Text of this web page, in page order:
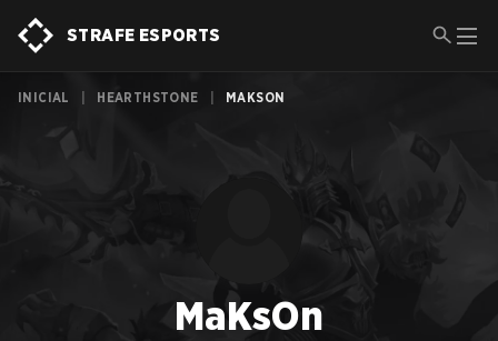
STRAFE ESPORTS
INICIAL HEARTHSTONE MAKSON
MaKsOn